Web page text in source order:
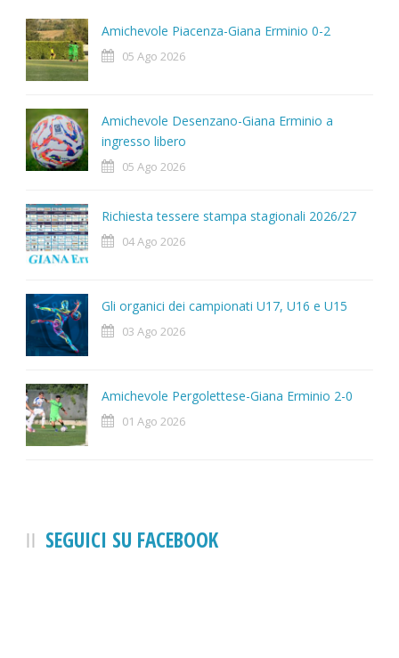
Amichevole Piacenza-Giana Erminio 0-2
05 Ago 2026
Amichevole Desenzano-Giana Erminio a
ingresso libero
05 Ago 2026
Richiesta tessere stampa stagionali 2026/27
04 Ago 2026
Gli organici dei campionati U17, U16 e U15
03 Ago 2026
Amichevole Pergolettese-Giana Erminio 2-0
01 Ago 2026
SEGUICI SU FACEBOOK